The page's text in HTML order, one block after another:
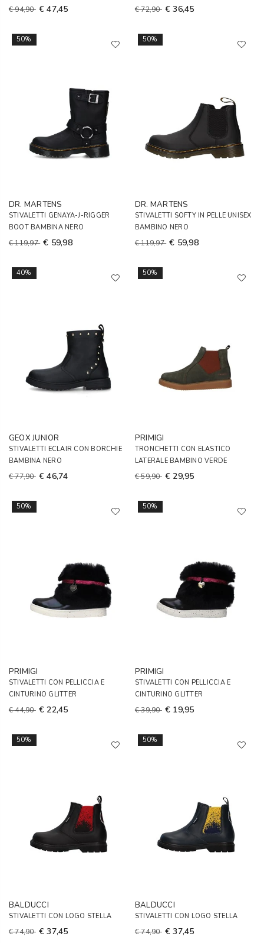
€ 94,90 € 47,45 € 72,90 € 36,45
50%
DR. MARTENS
STIVALETTI GENAYA-J-RIGGER
BOOT BAMBINA NERO
€ 119,97 € 59,98
50%
DR. MARTENS
STIVALETTI SOFTY IN PELLE UNISEX
BAMBINO NERO
€ 119,97 € 59,98
40%
GEOX JUNIOR
STIVALETTI ECLAIR CON BORCHIE
BAMBINA NERO
€ 77,90 € 46,74
50%
PRIMIGI
TRONCHETTI CON ELASTICO
LATERALE BAMBINO VERDE
€ 59,90 € 29,95
50%
PRIMIGI
STIVALETTI CON PELLICCIA E
CINTURINO GLITTER
€ 44,90 € 22,45
50%
PRIMIGI
STIVALETTI CON PELLICCIA E
CINTURINO GLITTER
€ 39,90 € 19,95
50%
BALDUCCI
STIVALETTI CON LOGO STELLA
€ 74,90 € 37,45
50%
BALDUCCI
STIVALETTI CON LOGO STELLA
€ 74,90 € 37,45